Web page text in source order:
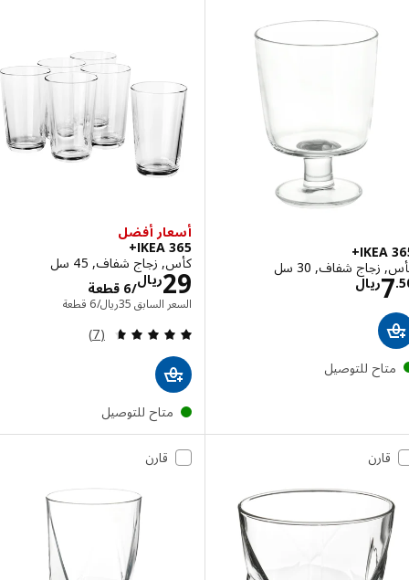
IKEA
شفاف, 30 سل
ريالالاسعار ريال 7.50
للتوصيل
أسعار أفضل
IKEA 365+
كأس, زجاج شفاف, 45 سل
ريال29 /6 قطعة الاسعار ريال
السعر السابق ريال35 /6 قطعة السعر السابق ريال 35/6 قطعة
مراجعة: 4.6 من أصل 5 نجوم. إجمالي المراجعات:
(7)
متاح للتوصيل
قارن قارن